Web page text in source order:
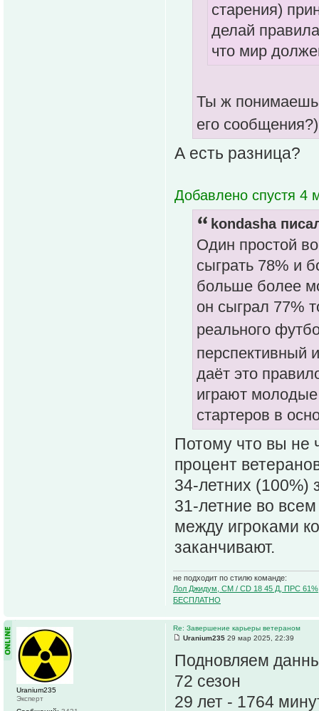
старения)
делай
что мир
Ты ж понимаешь,
его
А есть разница?
Добавлено спустя 4
kondasha
Один простой
сыграть 78% и
больше более
он сыграл 77%
реального
перспективный
даёт это
играют
стартеров в
Потому что вы не
процент
34-летних (100%)
31-летние во
между игроками
заканчивают.
не подходит по стилю команде:
Лол Джидум, CM / CD 18 45 Д, ПРС
БЕСПЛАТНО
Re: Завершение карьеры ветераном
Uranium235 29 мар 2025, 22:39
Подновляем
72 сезон
29 лет - 1764
Uranium235
Эксперт